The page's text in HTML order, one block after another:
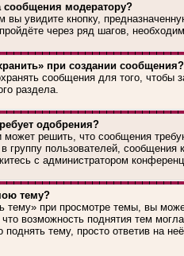
сообщения модератору?
увидите кнопку,
через ряд шагов,
при создании сообщения?
сообщения для того, чтобы
раздела.
одобрения?
решить, что сообщения
группу пользователей,
с администратором
тему?
тему» при просмотре темы, вы
что возможность поднятия тем
тему, просто ответив на